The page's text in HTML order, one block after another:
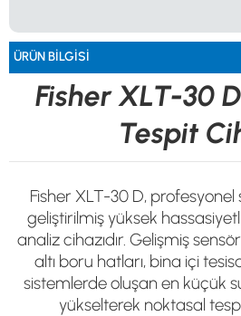
© 2024 Tevafuk Elektronik LTD. ŞTİ.
Dedektör Dünyası, lider dünya markası dedektörlerin
Türkiye distribitörü olan Tevafuk Elektronik LTD. ŞTİ.
ÜRÜN BILGISI
Fisher XLT-30
Tespit
Fisher XLT-30 D,
geliştirilmiş yüksek
analiz cihazıdır. Gelişmiş
altı boru hatları, bina içi
sistemlerde oluşan en küçük su
yükselterek noktasal